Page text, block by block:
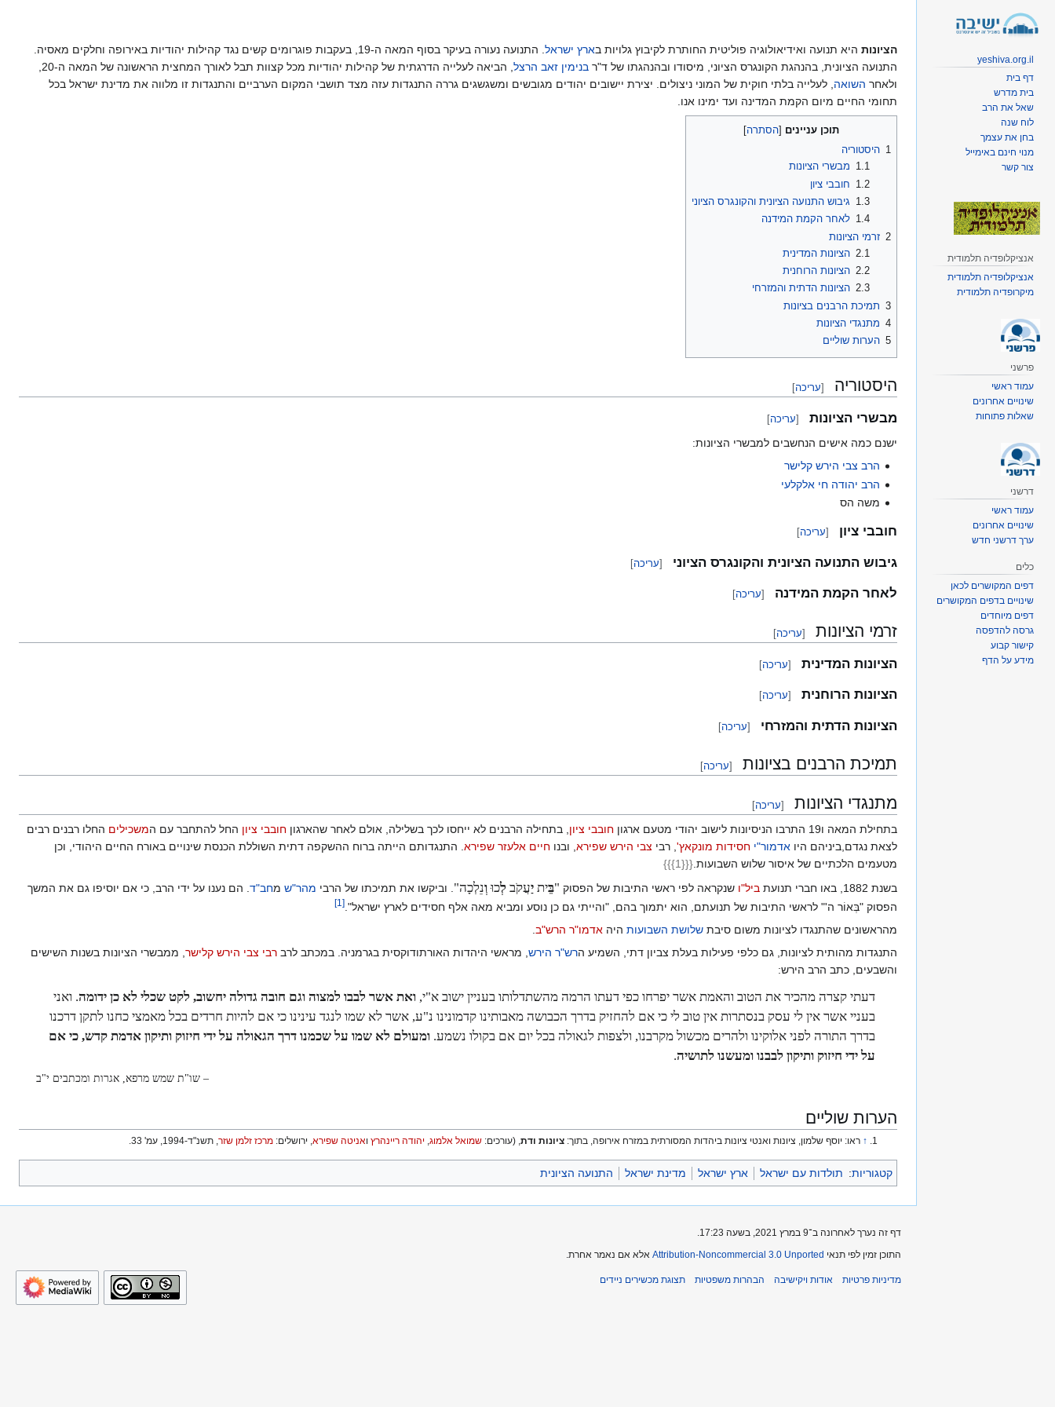
הציונות היא תנועה ואידיאולוגיה פוליטית החותרת לקיבוץ גלויות בארץ ישראל
. התנועה נעורה בעיקר בסוף המאה ה-19, בעקבות פוגרומים קשים נגד קהילות יהודיות באירופה וחלקים מאסיה.
התנועה הציונית, בהנהגת הקונגרס הציוני, מיסודו ובהנהגתו של ד"ר בנימין זאב הרצל
, הביאה לעלייה הדרגתית של קהילות יהודיות מכל קצוות תבל לאורך המחצית הראשונה של המאה ה-20,
ולאחר השואה, לעלייה בלתי חוקית של המוני ניצולים. יצירת יישובים יהודים מגובשים ומשגשגים גררה התנגדות עזה מצד תושבי המקום הערביים והתנגדות זו מלווה את מדינת ישראל בכל
תחומי החיים מיום הקמת המדינה ועד ימינו אנו.
תוכן עניינים
1 היסטוריה
1.1 מבשרי הציונות
1.2 חובבי ציון
1.3 גיבוש התנועה הציונית והקונגרס הציוני
1.4 לאחר הקמת המידנה
2 זרמי הציונות
2.1 הציונות המדינית
2.2 הציונות הרוחנית
2.3 הציונות הדתית והמזרחי
3 תמיכת הרבנים בציונות
4 מתנגדי הציונות
5 הערות שוליים
היסטוריה [עריכה]
מבשרי הציונות [עריכה]
ישנם כמה אישים הנחשבים למבשרי הציונות:
הרב צבי הירש קלישר
הרב יהודה חי אלקלעי
משה הס
חובבי ציון [עריכה]
גיבוש התנועה הציונית והקונגרס הציוני [עריכה]
לאחר הקמת המידנה [עריכה]
זרמי הציונות [עריכה]
הציונות המדינית [עריכה]
הציונות הרוחנית [עריכה]
הציונות הדתית והמזרחי [עריכה]
תמיכת הרבנים בציונות [עריכה]
מתנגדי הציונות [עריכה]
בתחילת המאה ו19 התרבו הניסיונות לישוב יהודי מטעם ארגון חובבי ציון , בתחילה הרבנים לא ייחסו לכך בשלילה, אולם לאחר שהארגון חובבי ציון החל להתחבר עם המשכילים החלו רבנים רבים
לצאת נגדם,ביניהם היו אדמור"י חסידות מונקאץ' , רבי צבי הירש שפירא , ובנו חיים אלעזר שפירא . התנגדותם הייתה ברוח ההשקפה דתית השוללת הכנסת שינויים באורח החיים היהודי, וכן
מטעמים הלכתיים של איסור שלוש השבועות. {{{1}}}
בשנת 1882, באו חברי תנועת
ביל"ו שנקראה לפי ראשי התיבות של הפסוק "בֵּית יַעֲקֹב לְכוּוְנֵלְכָה" . וביקשו את תמיכתו של הרבי מהר"ש מחב"ד . הם נענו על ידי הרב, כי אם יוסיפו גם את המשך
הפסוק "בְּאוֹר ה'" לראשי התיבות של תנועתם, הוא יתמוך בהם, "והייתי גם כן נוסע ומביא מאה אלף חסידים לארץ ישראל".‏ [
1
]
מהראשונים שהתנגדו לציונות משום סיבת שלושת השבועות היה אדמו"ר הרש"ב
התנגדות מהותית לציונות, גם כלפי פעילות בעלת צביון דתי, השמיע הרש"ר הירש , מראשי היהדות האורתודוקסית בגרמניה. במכתב לרב רבי צבי הירש קלישר , ממבשרי הציונות בשנות השישים
והשבעים, כתב הרב הירש:
דעתי קצרה מהכיר את הטוב והאמת אשר יפרחו כפי דעתו הרמה מהשתדלותו בעניין ישוב א"י, ואת אשר לבבו למצוה וגם חובה גדולה יחשוב, לקט שכלי לא כן ידומה. ואני
בעניי אשר אין לי עסק בנסתרות אין טוב לי כי אם להחזיק בדרך הכבושה מאבותינו קדמונינו נ"ע, אשר לא שמו לנגד עינינו כי אם להיות חרדים בכל מאמצי כחנו לתקן דרכנו
בדרך התורה לפני אלוקינו ולהרים מכשול מקרבנו, ולצפות לגאולה בכל יום אם בקולו נשמע. ומעולם לא שמו על שכמנו דרך הגאולה על ידי חיזוק ותיקון אדמת קדש, כי אם
על ידי חיזוק ותיקון לבבנו ומעשנו לתושיה.
– שו"ת שמש מרפא, אגרות ומכתבים י"ב
הערות שוליים
↑ ראו: יוסף שלמון, ציונות ואנטי ציונות ביהדות המסורתית במזרח אירופה, בתוך:ציונות ודת, (עורכים:שמואל אלמוג,יהודה ריינהרץ ואניטה שפירא, ירושלים:מרכז זלמן שזר, תשנ"ד-1994, עמ' 33.
קטגוריות: תולדות עם ישראל ארץ ישראל מדינת ישראל התנועה הציונית
yeshiva.org.il
דף בית
בית מדרש
שאל את הרב
לוח שנה
בחן את עצמך
מנוי חינם באימייל
צור קשר
אנציקלופדיה תלמודית
אנציקלופדיה תלמודית
מיקרופדיה תלמודית
פרשני
עמוד ראשי
שינויים אחרונים
שאלות פתוחות
דרשני
עמוד ראשי
שינויים אחרונים
ערך דרשני חדש
כלים
דפים המקושרים לכאן
שינויים בדפים המקושרים
דפים מיוחדים
גרסה להדפסה
קישור קבוע
מידע על הדף
דף זה נערך לאחרונה ב־9 במרץ 2021, בשעה 17:23.
התוכן זמין לפי תנאי Attribution-Noncommercial 3.0 Unported אלא אם נאמר אחרת.
מדיניות פרטיות אודות ויקישיבה הבהרות משפטיות תצוגת מכשירים ניידים